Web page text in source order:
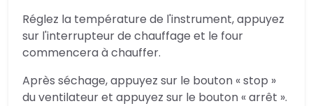
Réglez la température de l'instrument, appuyez
sur l'interrupteur de chauffage et le four
commencera à chauffer.
Après séchage, appuyez sur le bouton « stop »
du ventilateur et appuyez sur le bouton « arrêt ».